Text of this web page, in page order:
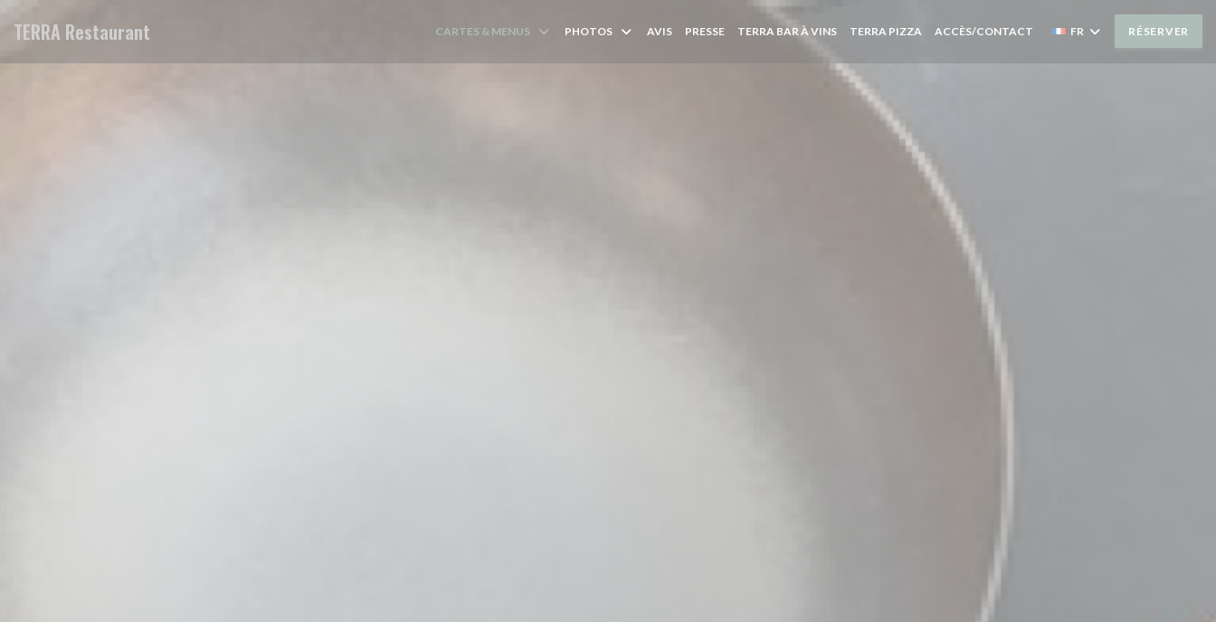
TERRA Restaurant CARTES & MENUS PHOTOS AVIS PRESSE TERRA BAR À VINS((OUVRE UNE NOUVELLE FENÊTRE))
TERRA PIZZA ((OUVRE UNE NOUVELLE FENÊTRE))
ACCÈS/CONTACT FR RÉSERVER